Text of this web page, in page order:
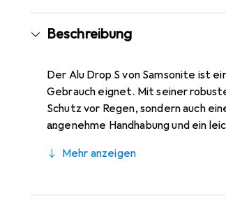
Beschreibung
Der Alu Drop S von Samsonite ist
Gebrauch eignet. Mit seiner
Schutz vor Regen, sondern auch
angenehme Handhabung und ein
plötzliche Wetteränderungen. Die
auch bei wechselhaftem Wetter
Mehr anzeigen